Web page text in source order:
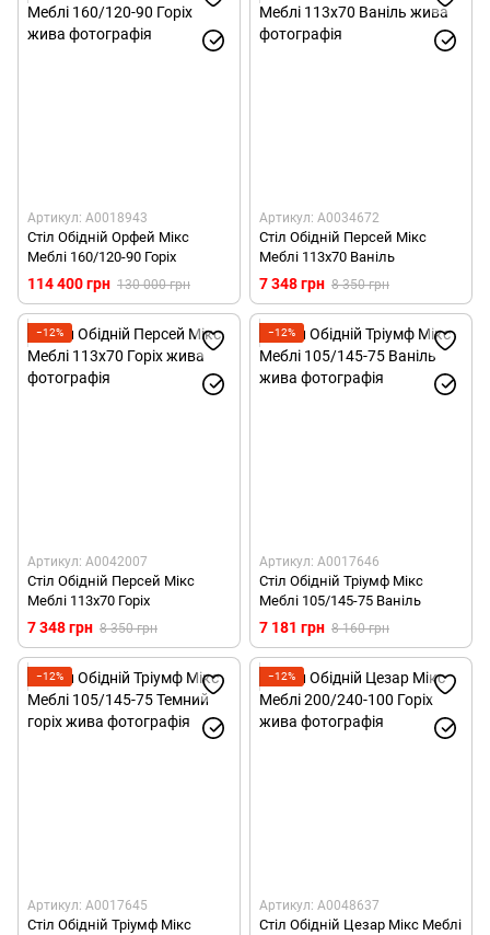
Артикул: А0018943
Стіл Обідній Орфей Мікс
Меблі 160/120-90 Горіх
114 400 грн 130 000 грн
Артикул: А0034672
Стіл Обідній Персей Мікс
Меблі 113х70 Ваніль
7 348 грн 8 350 грн
−12%
Артикул: А0042007
Стіл Обідній Персей Мікс
Меблі 113х70 Горіх
7 348 грн 8 350 грн
−12%
Артикул: А0017646
Стіл Обідній Тріумф Мікс
Меблі 105/145-75 Ваніль
7 181 грн 8 160 грн
−12%
Артикул: А0017645
Стіл Обідній Тріумф Мікс
−12%
Артикул: А0048637
Стіл Обідній Цезар Мікс Меблі